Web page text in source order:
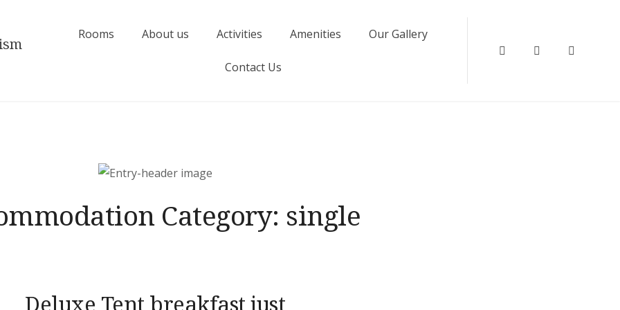
Rooms About us Activities Amenities Our Gallery
Contact Us
InstagramFacebook
Category: single
Deluxe Tent breakfast just